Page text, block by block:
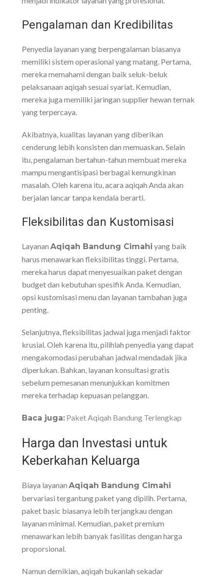
Pengalaman dan Kredibilitas
Penyedia layanan yang berpengalaman biasanya
memiliki sistem operasional yang matang. Pertama,
mereka memahami dengan baik seluk-beluk
pelaksanaan aqiqah sesuai syariat. Kemudian,
mereka juga memiliki jaringan supplier hewan ternak
yang terpercaya.
Akibatnya, kualitas layanan yang diberikan
cenderung lebih konsisten dan memuaskan. Selain
itu, pengalaman bertahun-tahun membuat mereka
mampu mengantisipasi berbagai kemungkinan
masalah. Oleh karena itu, acara aqiqah Anda akan
berjalan lancar tanpa kendala berarti.
Fleksibilitas dan Kustomisasi
Layanan Aqiqah Bandung Cimahi yang baik
harus menawarkan fleksibilitas tinggi. Pertama,
mereka harus dapat menyesuaikan paket dengan
budget dan kebutuhan spesifik Anda. Kemudian,
opsi kustomisasi menu dan layanan tambahan juga
penting.
Selanjutnya, fleksibilitas jadwal juga menjadi faktor
krusial. Oleh karena itu, pilihlah penyedia yang dapat
mengakomodasi perubahan jadwal mendadak jika
diperlukan. Bahkan, layanan konsultasi gratis
sebelum pemesanan menunjukkan komitmen
mereka terhadap kepuasan pelanggan.
Baca juga: Paket Aqiqah Bandung Terlengkap
Harga dan Investasi untuk
Keberkahan Keluarga
Biaya layanan Aqiqah Bandung Cimahi
bervariasi tergantung paket yang dipilih. Pertama,
paket basic biasanya lebih terjangkau dengan
layanan minimal. Kemudian, paket premium
menawarkan lebih banyak fasilitas dengan harga
proporsional.
Namun demikian, aqiqah bukanlah sekadar